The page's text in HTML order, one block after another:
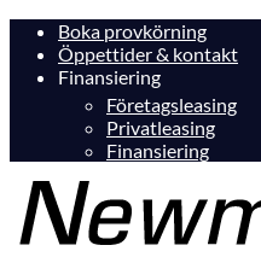
Boka provkörning
Öppettider & kontakt
Finansiering
Företagsleasing
Privatleasing
Finansiering